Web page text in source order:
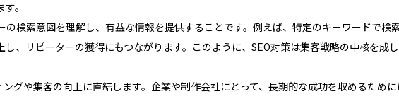
。
検索意図を理解し、有益な情報を提供することです。例えば、特定のキーワードで検
、リピーターの獲得にもつながります。このように、SEO対策は集客戦略の中核を成
グや集客の向上に直結します。企業や制作会社にとって、長期的な成功を収めるため